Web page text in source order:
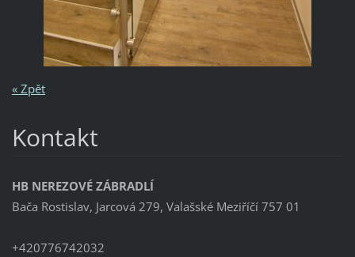
« Zpět
Kontakt
HB NEREZOVÉ ZÁBRADLÍ
Bača Rostislav, Jarcová 279, Valašské Meziříčí 757 01
+420776742032